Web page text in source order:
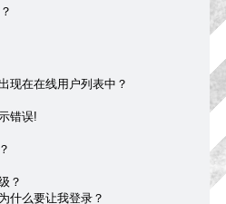
现在在线用户列表中？
错误!
？
什么要让我登录？